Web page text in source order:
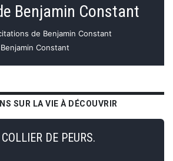
Benjamin Constant
de Benjamin Constant
Constant
SUR LA VIE À DÉCOUVRIR
DE PEURS.